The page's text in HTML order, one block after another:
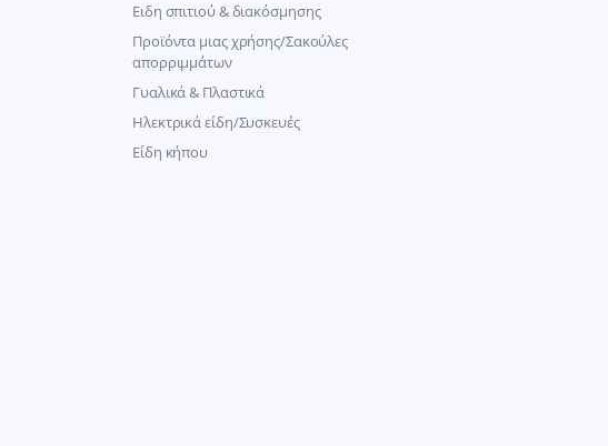
Ειδη σπιτιού & διακόσμησης
Προϊόντα μιας χρήσης/Σακούλες
απορριμμάτων
Γυαλικά & Πλαστικά
Ηλεκτρικά είδη/Συσκευές
Είδη κήπου